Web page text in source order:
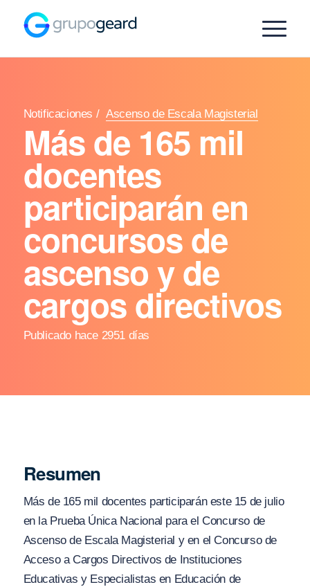
Notificaciones / Ascenso de Escala Magisterial
Más de 165 mil
docentes
participarán en
concursos de
ascenso y de
cargos directivos
Publicado hace 2951 días
Resumen
Más de 165 mil docentes participarán este 15 de julio
en la Prueba Única Nacional para el Concurso de
Ascenso de Escala Magisterial y en el Concurso de
Acceso a Cargos Directivos de Instituciones
Educativas y Especialistas en Educación de